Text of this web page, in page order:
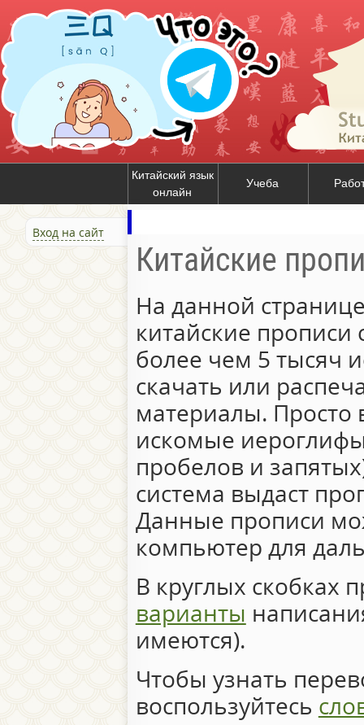
Китайский язык
онлайн
Учеба
Вход на сайт
Китайские
На данной
китайские
более чем 5 тысяч
скачать или
материалы. Просто
искомые
пробелов и
система выдаст
Данные прописи
компьютер для
В круглых скобках
варианты
имеются).
Чтобы узнать
воспользуйтесь